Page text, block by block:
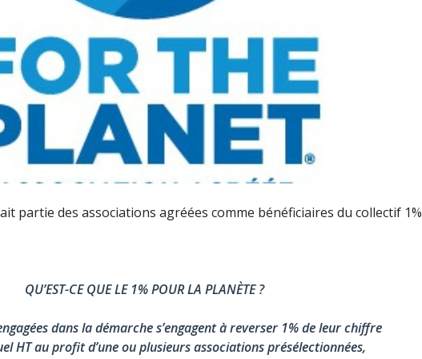
partie des associations agréées comme bénéficiaires du collectif 1%
QU’EST-CE QUE LE 1% POUR LA PLANÈTE ?
dans la démarche s’engagent à reverser 1% de leur chiffre
HT au profit d’une ou plusieurs associations présélectionnées,